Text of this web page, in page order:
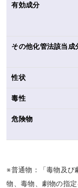
有効成分
その他化管法該当成
性状
毒性
危険物
※普通物：「毒物及び
物、毒物、劇物の指